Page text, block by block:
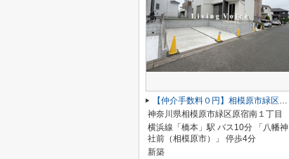
【仲介手数料０円】相模原市緑区原宿南1丁目第1期 新築一戸建て 全7棟
神奈川県相模原市緑区原宿南１丁目
横浜線「橋本」駅 バス10分 「八幡神
社前（相模原市）」 停歩4分
新築